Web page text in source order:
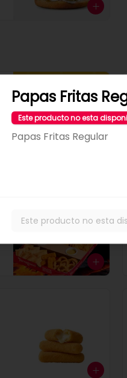
Papas Fritas
Este producto no esta
Papas Fritas Regular
Este producto no esta